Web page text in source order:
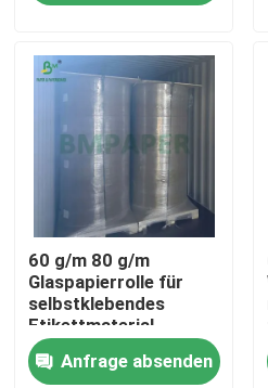
Produkte
Über uns
Fabrik Tour
Qualitätskontrolle
Kontakt
60 g/m 80 g/m
Glaspapierrolle für
selbstklebendes
Etikettmaterial
Anfrage absenden